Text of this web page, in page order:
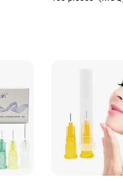
quần áo